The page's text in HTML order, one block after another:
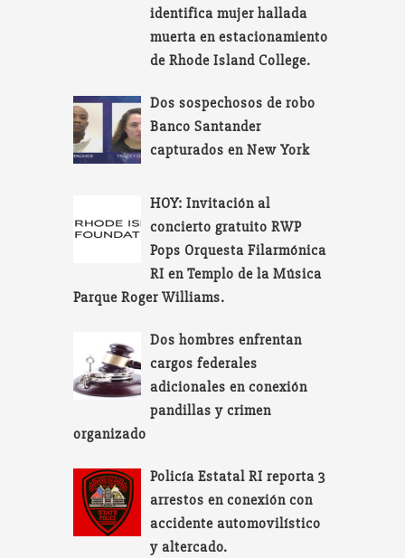
identifica mujer hallada
muerta en estacionamiento
de Rhode Island College.
Dos sospechosos de robo
Banco Santander
capturados en New York
HOY: Invitación al
concierto gratuito RWP
Pops Orquesta Filarmónica
RI en Templo de la Música
Parque Roger Williams.
Dos hombres enfrentan
cargos federales
adicionales en conexión
pandillas y crimen
organizado
Policía Estatal RI reporta 3
arrestos en conexión con
accidente automovilístico
y altercado.